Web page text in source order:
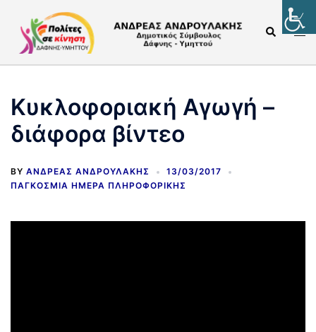
Κυκλοφοριακή Αγωγή –
διάφορα βίντεο
BY ΑΝΔΡΈΑΣ ΑΝΔΡΟΥΛΆΚΗΣ
13/03/2017
ΠΑΓΚΌΣΜΙΑ ΗΜΈΡΑ ΠΛΗΡΟΦΟΡΙΚΉΣ